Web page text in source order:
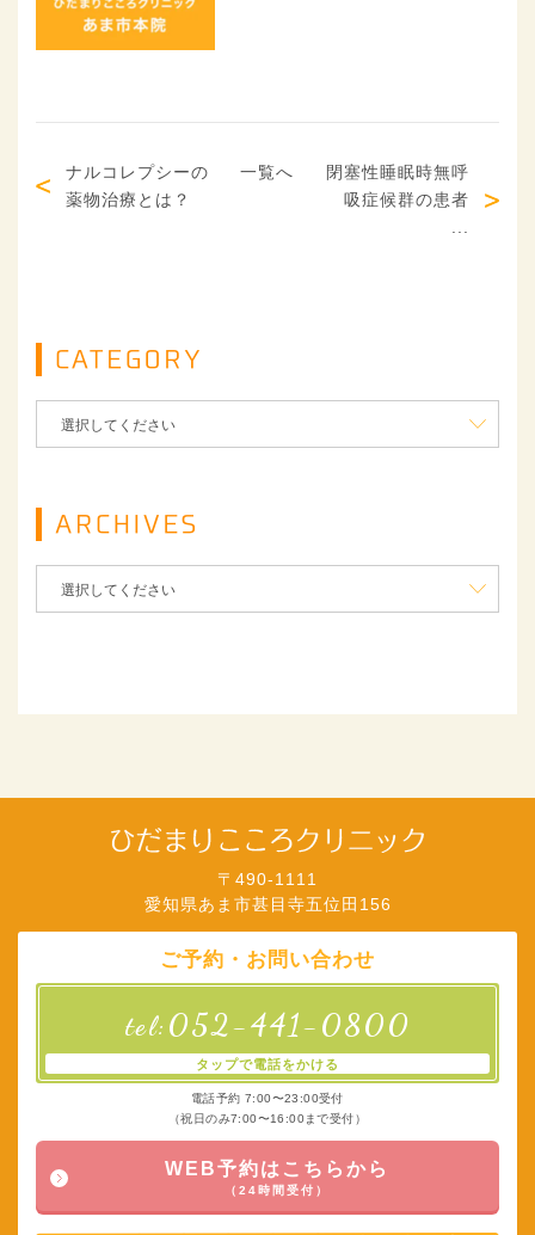
ナルコレプシーの
薬物治療とは？
一覧へ
閉塞性睡眠時無呼
吸症候群の患者
〒490-1111
愛知県あま市甚目寺五位田156
ご予約・お問い合わせ
tel: 052-441-0800
タップで電話をかける
電話予約 7:00〜23:00受付
（祝日のみ7:00〜16:00まで受付）
WEB予約はこちらから
（24時間受付）